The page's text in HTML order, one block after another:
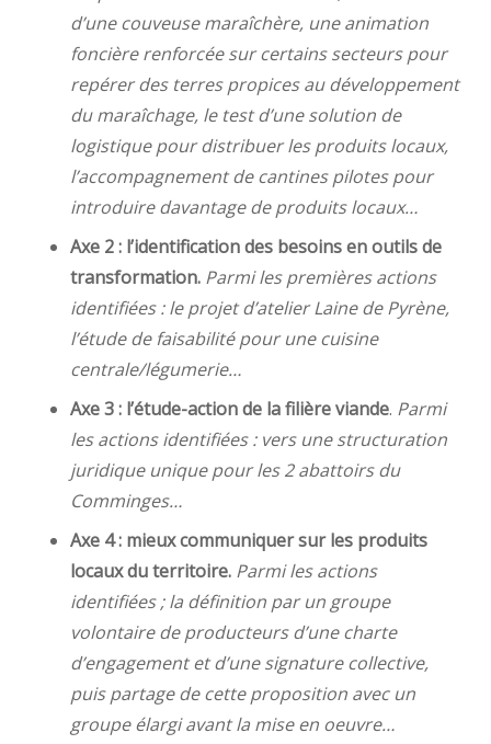
d’une couveuse maraîchère, une animation
foncière renforcée sur certains secteurs pour
repérer des terres propices au développement
du maraîchage, le test d’une solution de
logistique pour distribuer les produits locaux,
l’accompagnement de cantines pilotes pour
introduire davantage de produits locaux…
Axe 2 : l’identification des besoins en outils de
transformation. Parmi les premières actions
identifiées : le projet d’atelier Laine de Pyrène,
l’étude de faisabilité pour une cuisine
centrale/légumerie…
Axe 3 : l’étude-action de la filière viande. Parmi
les actions identifiées : vers une structuration
juridique unique pour les 2 abattoirs du
Comminges…
Axe 4 : mieux communiquer sur les produits
locaux du territoire. Parmi les actions
identifiées ; la définition par un groupe
volontaire de producteurs d’une charte
d’engagement et d’une signature collective,
puis partage de cette proposition avec un
groupe élargi avant la mise en oeuvre…